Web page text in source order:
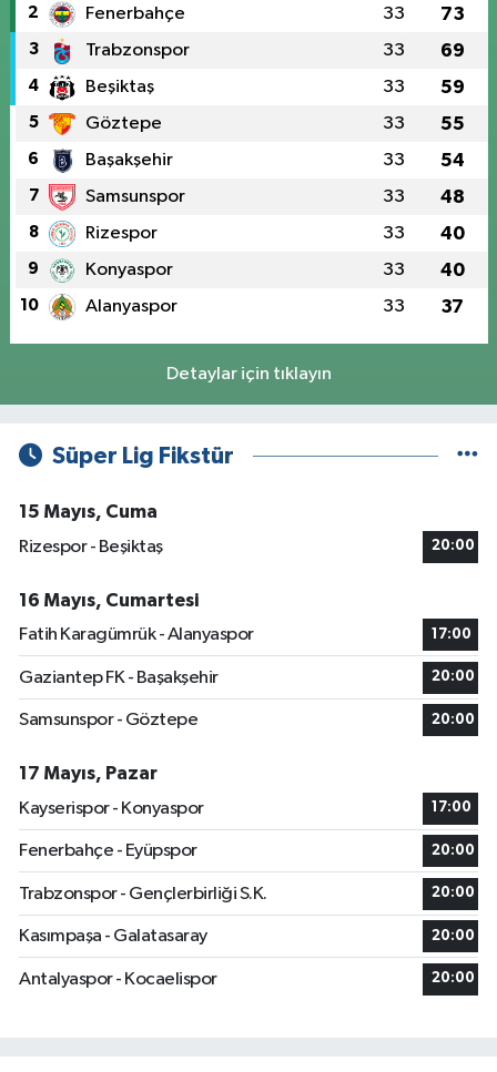
2 Fenerbahçe 33 73
3 Trabzonspor 33 69
4 Beşiktaş 33 59
5 Göztepe 33 55
6 Başakşehir 33 54
7 Samsunspor 33 48
8 Rizespor 33 40
9 Konyaspor 33 40
10 Alanyaspor 33 37
Detaylar için tıklayın
Süper Lig Fikstür
15 Mayıs, Cuma
Rizespor - Beşiktaş
20:00
16 Mayıs, Cumartesi
Fatih Karagümrük - Alanyaspor
17:00
Gaziantep FK - Başakşehir 20:00
Samsunspor - Göztepe 20:00
17 Mayıs, Pazar
Kayserispor - Konyaspor
17:00
Fenerbahçe - Eyüpspor 20:00
Trabzonspor - Gençlerbirliği S.K. 20:00
Kasımpaşa - Galatasaray 20:00
Antalyaspor - Kocaelispor 20:00